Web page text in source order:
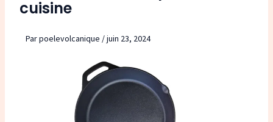
cuisine
Parpoelevolcanique /juin 23, 2024